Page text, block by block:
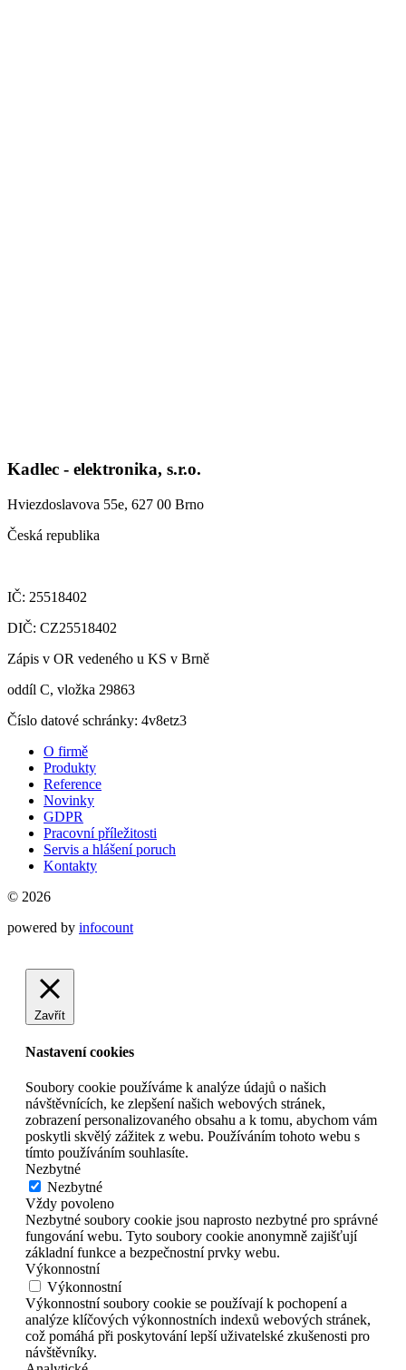
Kadlec - elektronika, s.r.o.
Hviezdoslavova 55e, 627 00 Brno
Česká republika
IČ: 25518402
DIČ: CZ25518402
Zápis v OR vedeného u KS v Brně
oddíl C, vložka 29863
Číslo datové schránky: 4v8etz3
O firmě
Produkty
Reference
Novinky
GDPR
Pracovní příležitosti
Servis a hlášení poruch
Kontakty
© 2026
powered by infocount
Zavřít
Nastavení cookies
Soubory cookie používáme k analýze údajů o našich
návštěvnících, ke zlepšení našich webových stránek,
zobrazení personalizovaného obsahu a k tomu, abychom vám
poskytli skvělý zážitek z webu. Používáním tohoto webu s
tímto používáním souhlasíte.
Nezbytné
Nezbytné
Vždy povoleno
Nezbytné soubory cookie jsou naprosto nezbytné pro správné
fungování webu. Tyto soubory cookie anonymně zajišťují
základní funkce a bezpečnostní prvky webu.
Výkonnostní
Výkonnostní
Výkonnostní soubory cookie se používají k pochopení a
analýze klíčových výkonnostních indexů webových stránek,
což pomáhá při poskytování lepší uživatelské zkušenosti pro
návštěvníky.